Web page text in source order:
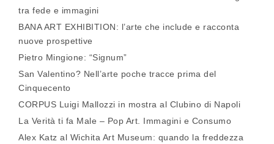
tra fede e immagini
BANA ART EXHIBITION: l’arte che include e racconta
nuove prospettive
Pietro Mingione: “Signum”
San Valentino? Nell’arte poche tracce prima del
Cinquecento
CORPUS Luigi Mallozzi in mostra al Clubino di Napoli
La Verità ti fa Male – Pop Art. Immagini e Consumo
Alex Katz al Wichita Art Museum: quando la freddezza